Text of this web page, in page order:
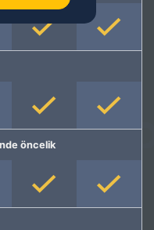
öncelik